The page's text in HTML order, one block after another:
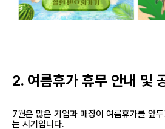
2. 여름휴가 휴무 안내 및
7월은 많은 기업과 매장이 여름휴가를 앞
는 시기입니다.